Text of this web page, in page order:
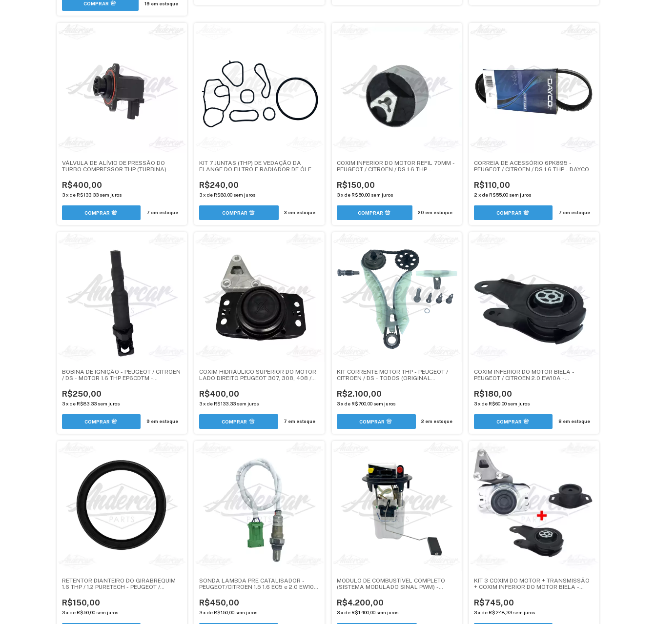
19 em estoque
VÁLVULA DE ALÍVIO DE PRESSÃO DO
TURBO COMPRESSOR THP (TURBINA) -
R$400,00
3x de R$133,33 sem juros
7 em estoque
KIT 7 JUNTAS (THP) DE VEDAÇÃO DA
FLANGE DO FILTRO E RADIADOR DE ÓLEO
R$240,00
3xde R$80,00 sem juros
3 em estoque
COXIM INFERIOR DO MOTOR REFIL 70MM -
PEUGEOT / CITROEN / DS 1.6 THP -
R$150,00
3 x de R$50,00 sem juros
20 em estoque
CORREIA DE ACESSÓRIO 6PK895 -
PEUGEOT / CITROEN / DS 1.6 THP - DAYCO
R$110,00
2 x de R$55,00 sem juros
7 em estoque
BOBINA DE IGNIÇÃO - PEUGEOT / CITROEN
/ DS - MOTOR 1.6 THP EP6CDTM -
R$250,00
3x de R$83,33 sem juros
9 em estoque
COXIM HIDRÁULICO SUPERIOR DO MOTOR
LADO DIREITO PEUGEOT 307, 308, 408 /
R$400,00
3xde R$133,33 sem juros
7 em estoque
KIT CORRENTE MOTOR THP - PEUGEOT /
CITROEN / DS - TODOS (ORIGINAL
R$2.100,00
3 x de R$700,00 sem juros
2 em estoque
COXIM INFERIOR DO MOTOR BIELA -
PEUGEOT / CITROEN 2.0 EW10A -
R$180,00
3x de R$60,00 sem juros
8 em estoque
RETENTOR DIANTEIRO DO GIRABREQUIM
1.6 THP / 1.2 PURETECH - PEUGEOT /
R$150,00
3x de R$50,00 sem juros
SONDA LAMBDA PRE CATALISADOR -
PEUGEOT/CITROEN 1.5 1.6 EC5 e 2.0 EW10A
VERDE - ANDERCAR
R$450,00
3xde R$150,00 sem juros
MODULO DE COMBUSTÍVEL COMPLETO
(SISTEMA MODULADO SINAL PWM) -
THP - ANDERCAR
R$4.200,00
3 x de R$1.400,00 sem juros
KIT 3 COXIM DO MOTOR + TRANSMISSÃO
+ COXIM INFERIOR DO MOTOR BIELA -
ANDERCAR
R$745,00
3x de R$248,33 sem juros